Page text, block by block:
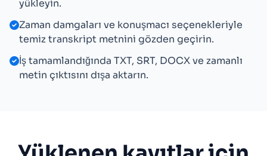
yükleyin.
Zaman damgaları ve konuşmacı seçenekleriyle
temiz transkript metnini gözden geçirin.
İş tamamlandığında TXT, SRT, DOCX ve zamanlı
metin çıktısını dışa aktarın.